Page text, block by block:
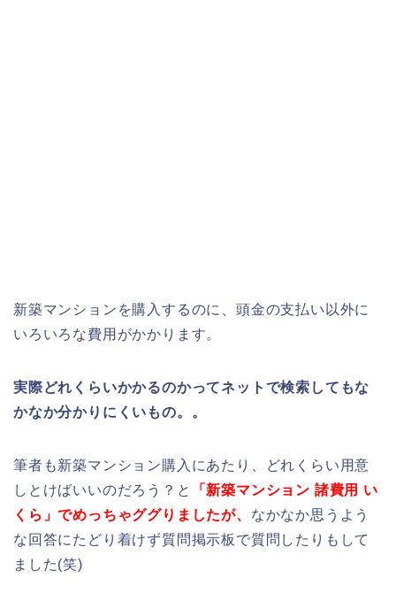
新築マンションを購入するのに、頭金の支払い以外に
いろいろな費用がかかります。
実際どれくらいかかるのかってネットで検索してもな
かなか分かりにくいもの。。
筆者も新築マンション購入にあたり、どれくらい用意
しとけばいいのだろう？と
「新築マンション 諸費用 い
くら」でめっちゃググりましたが、 なかなか思うよう
な回答にたどり着けず質問掲示板で質問したりもして
ました(笑)